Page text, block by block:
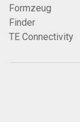
Formzeug
Finder
TE Connectivity